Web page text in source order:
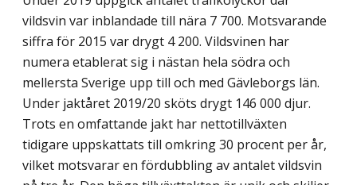
vildsvin var inblandade till nära 7 700. Motsvarande
siffra för 2015 var drygt 4 200. Vildsvinen har
numera etablerat sig i nästan hela södra och
mellersta Sverige upp till och med Gävleborgs län.
Under jaktåret 2019/20 sköts drygt 146 000 djur.
Trots en omfattande jakt har nettotillväxten
tidigare uppskattats till omkring 30 procent per år,
vilket motsvarar en fördubbling av antalet vildsvin